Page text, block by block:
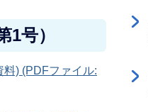
1号）
) (PDFファイル: